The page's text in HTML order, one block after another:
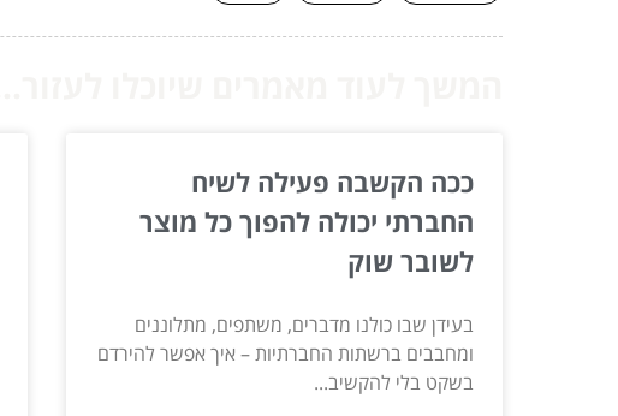
ככה הקשבה פעילה לשיח
החברתי יכולה להפוך כל מוצר
לשובר שוק
בעידן שבו כולנו מדברים, משתפים, מתלוננים
ומחבבים ברשתות החברתיות – איך אפשר להירדם
בשקט בלי להקשיב...